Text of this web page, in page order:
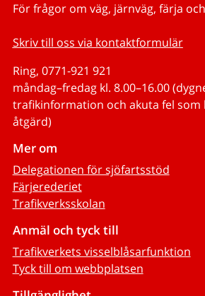
För frågor om väg, järnväg, färja
Skriv till oss via kontaktformulär
Ring, 0771-921 921
måndag–fredag kl. 8.00–16.00
trafikinformation och akuta fel som
åtgärd)
Mer om
Delegationen för sjöfartsstöd
Färjerederiet
Trafikverksskolan
Anmäl och tyck till
Trafikverkets visselblåsarfunktion
Tyck till om webbplatsen